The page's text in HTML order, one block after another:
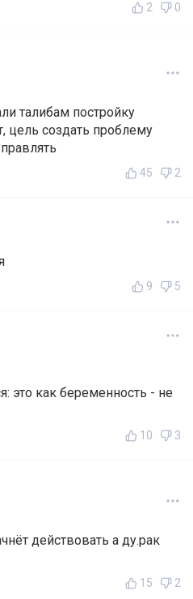
2 0
талибам постройку
цель создать проблему
45 2
9 5
это как беременность - не
10 3
действовать а ду.рак
15 2